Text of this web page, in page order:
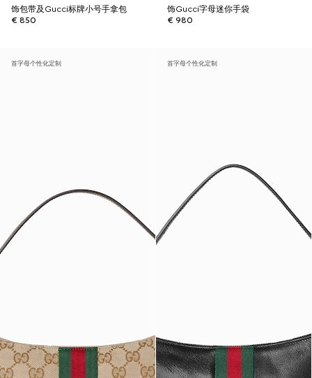
饰包带及Gucci标牌小号手拿包
€ 850
饰Gucci字母迷你手袋
€ 980
首字母个性化定制 首字母个性化定制